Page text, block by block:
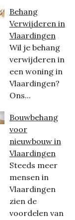
Behang
Verwijderen in
Vlaardingen
Wil je behang
verwijderen in
een woning in
Vlaardingen?
Ons...
Bouwbehang
voor
nieuwbouw in
Vlaardingen
Steeds meer
mensen in
Vlaardingen
zien de
voordelen van